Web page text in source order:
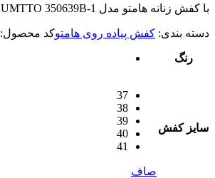
با کفش زنانه هامتو مدل HUMTTO 350639B-1 از بند بستن راحت می شوید و از نرمی آن لذت می برید!
دسته بندی: کفش پیاده روی هامتوکد محصول:
رنگ
سایز کفش
37
38
39
40
41
صاف